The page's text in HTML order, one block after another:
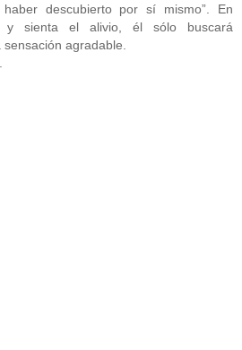
descubierto por sí mismo”. En
y sienta el alivio, él sólo buscará
agradable.